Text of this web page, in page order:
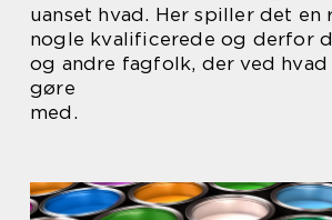
uanset hvad. Her spiller det en
nogle kvalificerede og derfor
og andre fagfolk, der ved hvad
gøre
med.